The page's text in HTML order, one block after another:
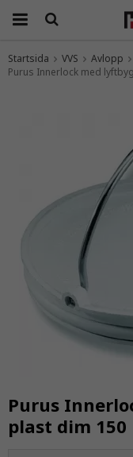
Startsida VVS Avlopp
Purus Innerlock med
Purus
plast dim 150